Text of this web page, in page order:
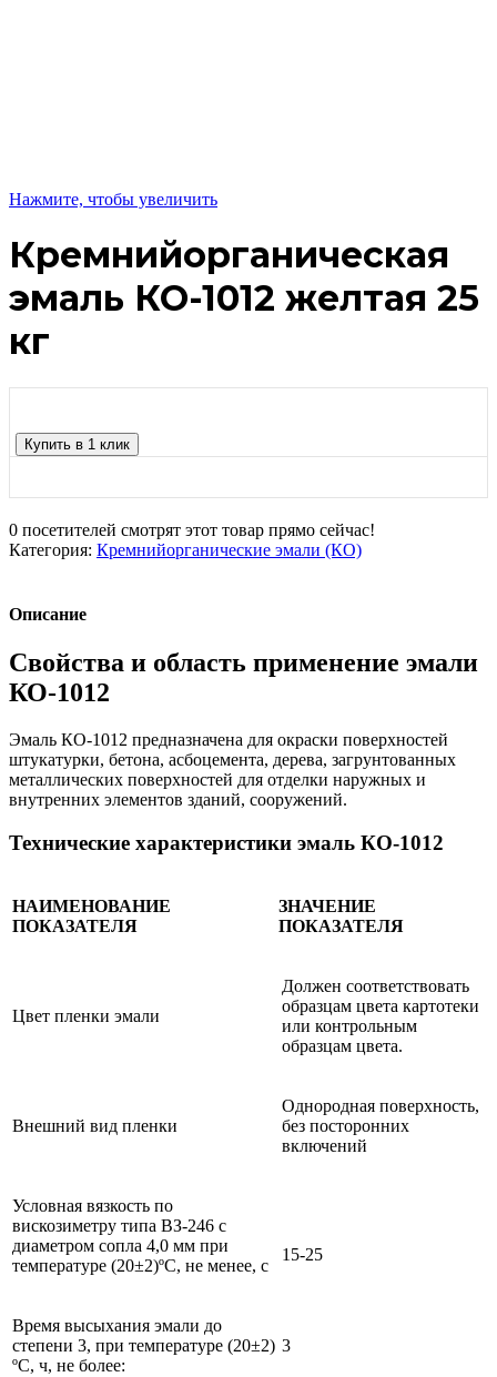
Нажмите, чтобы увеличить
Кремнийорганическая
эмаль КО-1012 желтая 25
кг
Купить в 1 клик
0 посетителей смотрят этот товар прямо сейчас!
Категория: Кремнийорганические эмали (КО)
Описание
Свойства и область применение эмали
КО-1012
Эмаль КО-1012 предназначена для окраски поверхностей
штукатурки, бетона, асбоцемента, дерева, загрунтованных
металлических поверхностей для отделки наружных и
внутренних элементов зданий, сооружений.
Технические характеристики эмаль КО-1012
НАИМЕНОВАНИЕ
ПОКАЗАТЕЛЯ
ЗНАЧЕНИЕ
ПОКАЗАТЕЛЯ
Цвет пленки эмали
Должен соответствовать
образцам цвета картотеки
или контрольным
образцам цвета.
Внешний вид пленки
Однородная поверхность,
без посторонних
включений
Условная вязкость по
вискозиметру типа ВЗ-246 с
диаметром сопла 4,0 мм при
температуре (20±2)ºС, не менее, с
15-25
Время высыхания эмали до
степени 3, при температуре (20±2)
ºС, ч, не более:
3